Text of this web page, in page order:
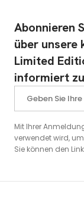
Abonnieren
über unsere
Limited
informiert
Mit Ihrer
verwendet wird,
Sie können den